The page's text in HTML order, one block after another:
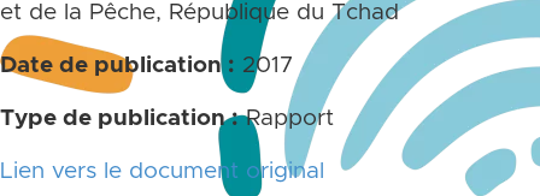
et de la Pêche, République du Tchad
Date de publication : 2017
Type de publication :Rapport
Lien vers le document original